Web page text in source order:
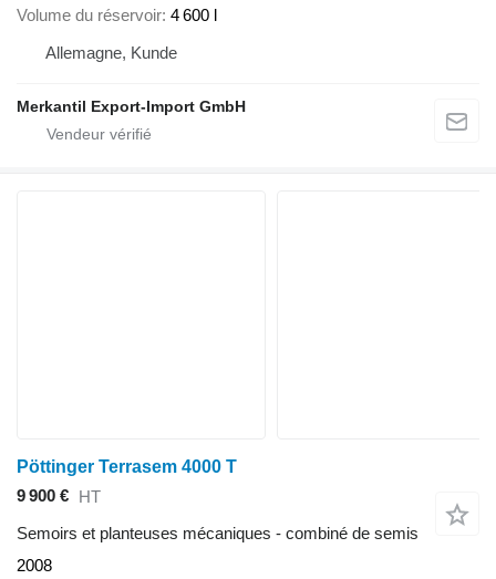
Volume du réservoir 4 600 l
Allemagne, Kunde
Merkantil Export-Import GmbH
Pöttinger Terrasem 4000 T
9 900 € HT
Semoirs et planteuses mécaniques - combiné de semis
2008